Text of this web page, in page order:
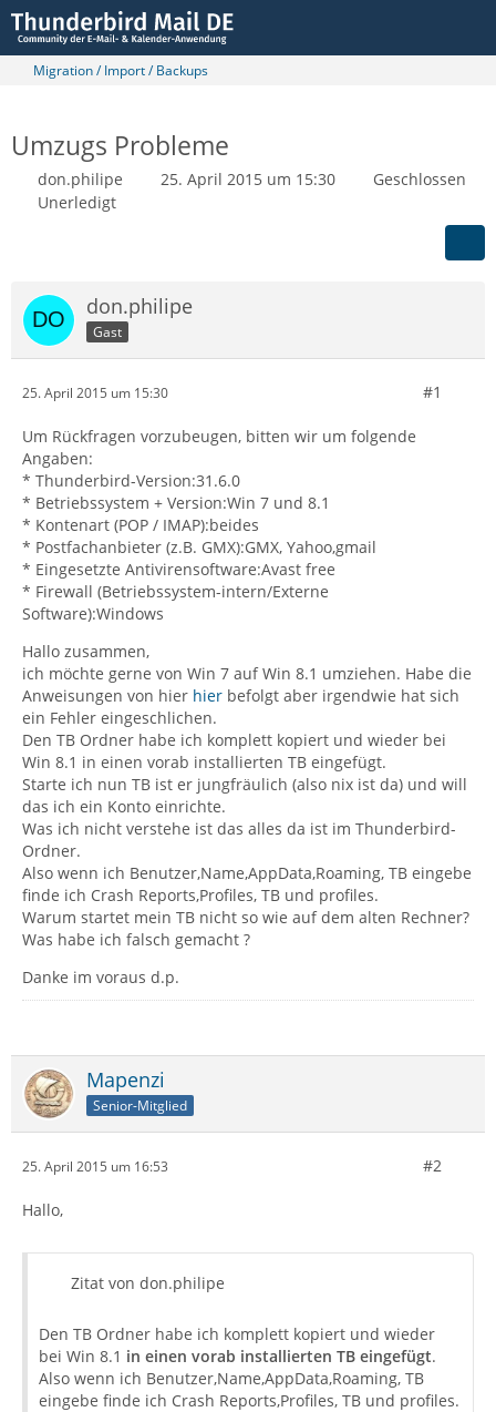
Migration / Import / Backups
Umzugs Probleme
don.philipe 25. April 2015 um 15:30
Geschlossen
Unerledigt
don.philipe
Gast
25. April 2015 um 15:30 #1
Um Rückfragen vorzubeugen, bitten wir um folgende
Angaben:
* Thunderbird-Version:31.6.0
* Betriebssystem + Version:Win 7 und 8.1
* Kontenart (POP / IMAP):beides
* Postfachanbieter (z.B. GMX):GMX, Yahoo,gmail
* Eingesetzte Antivirensoftware:Avast free
* Firewall (Betriebssystem-intern/Externe
Software):Windows
Hallo zusammen,
ich möchte gerne von Win 7 auf Win 8.1 umziehen. Habe die
Anweisungen von hier hier befolgt aber irgendwie hat sich
ein Fehler eingeschlichen.
Den TB Ordner habe ich komplett kopiert und wieder bei
Win 8.1 in einen vorab installierten TB eingefügt.
Starte ich nun TB ist er jungfräulich (also nix ist da) und will
das ich ein Konto einrichte.
Was ich nicht verstehe ist das alles da ist im Thunderbird-
Ordner.
Also wenn ich Benutzer,Name,AppData,Roaming, TB eingebe
finde ich Crash Reports,Profiles, TB und profiles.
Warum startet mein TB nicht so wie auf dem alten Rechner?
Was habe ich falsch gemacht ?
Danke im voraus d.p.
Mapenzi
Senior-Mitglied
25. April 2015 um 16:53 #2
Hallo,
Zitat von don.philipe
Den TB Ordner habe ich komplett kopiert und wieder
bei Win 8.1 in einen vorab installierten TB eingefügt.
Also wenn ich Benutzer,Name,AppData,Roaming, TB
eingebe finde ich Crash Reports,Profiles, TB und profiles.